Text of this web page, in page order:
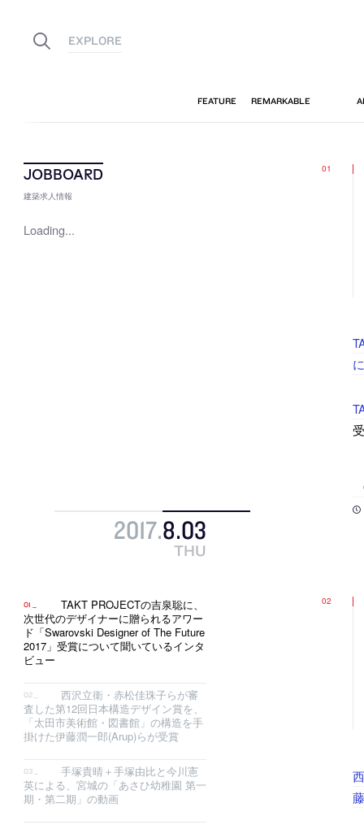
建築求人情報
Loading...
2017.8.03
THU
TAKT PROJECTの吉泉聡に、
次世代のデザイナーに贈られるアワー
ド「Swarovski Designer of The Future
2017」受賞について聞いているインタ
ビュー
西沢立衛・赤松佳珠子らが審
査した第12回日本構造デザイン賞を、
「太田市美術館・図書館」の構造を手
掛けた伊藤潤一郎(Arup)らが受賞
手塚貴晴＋手塚由比と今川憲
英による、宮城の「あさひ幼稚園 第一
期・第二期」の動画